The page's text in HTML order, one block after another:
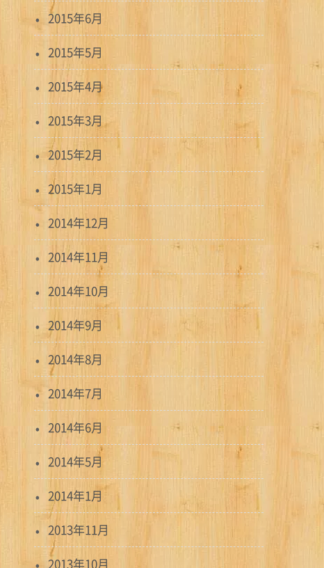
2015年6月
2015年5月
2015年4月
2015年3月
2015年2月
2015年1月
2014年12月
2014年11月
2014年10月
2014年9月
2014年8月
2014年7月
2014年6月
2014年5月
2014年1月
2013年11月
2013年10月